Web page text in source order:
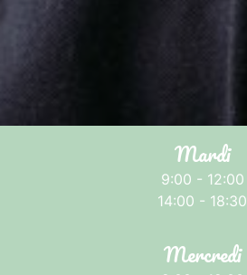
Mardi
9:00 - 12:00
14:00 - 18:30
Mercredi